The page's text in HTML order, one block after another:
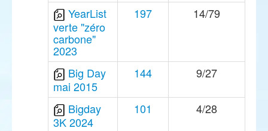
YearList
verte "zéro
carbone"
2023
197 14/79
Big Day
mai 2015
144 9/27
Bigday
3K 2024
101 4/28